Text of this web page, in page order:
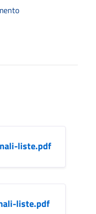
liste.pdf
liste.pdf